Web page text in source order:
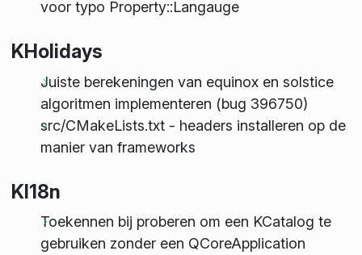
voor typo Property::Langauge
KHolidays
Juiste berekeningen van equinox en solstice
algoritmen implementeren (bug 396750)
src/CMakeLists.txt - headers installeren op de
manier van frameworks
KI18n
Toekennen bij proberen om een KCatalog te
gebruiken zonder een QCoreApplication